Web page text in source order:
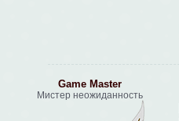
Game Master
Мистер неожиданность